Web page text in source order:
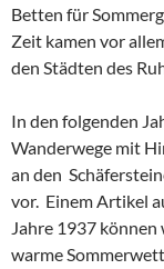
Betten für
Zeit kamen vor
den Städten des
In den folgenden
Wanderwege mit
an den
vor. Einem Artikel
Jahre 1937 können
warme